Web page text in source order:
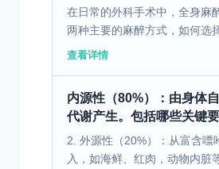
在日常的外科手术中，全身麻
两种主要的麻醉方式，如何选
式成为患者和医生关注的重要
查看详情
内源性（80%）：由身体
代谢产生。包括哪些关键
2. 外源性（20%）：从富含嘌
入，如海鲜、红肉，动物内脏